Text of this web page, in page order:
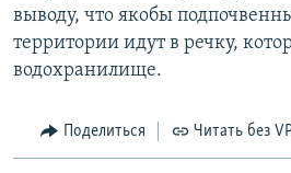
выводу, что якобы
территории идут в речку,
водохранилище.
Поделиться Читать без